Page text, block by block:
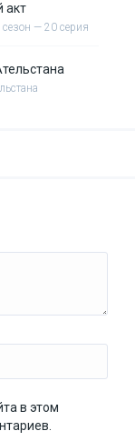
акт
— 20 серия
в этом